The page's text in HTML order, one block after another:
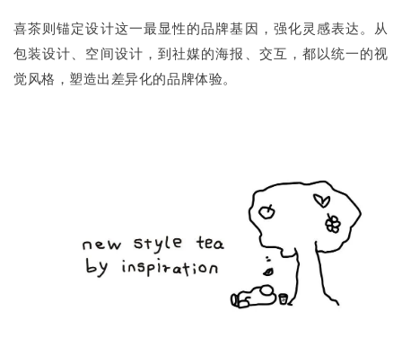
喜茶则锚定设计这一最显性的品牌基因，强化灵感表达。从
包装设计、空间设计，到社媒的海报、交互，都以统一的视
觉风格，塑造出差异化的品牌体验。